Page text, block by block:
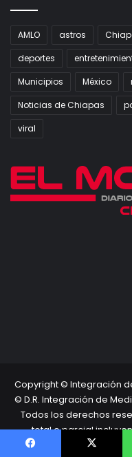
AMLO astros
deportes
Municipios
México
Noticias de Chiapas
viral
Copyright © Integración
© D.R. Integración de
Todos los derechos
total o parcial
Inicio